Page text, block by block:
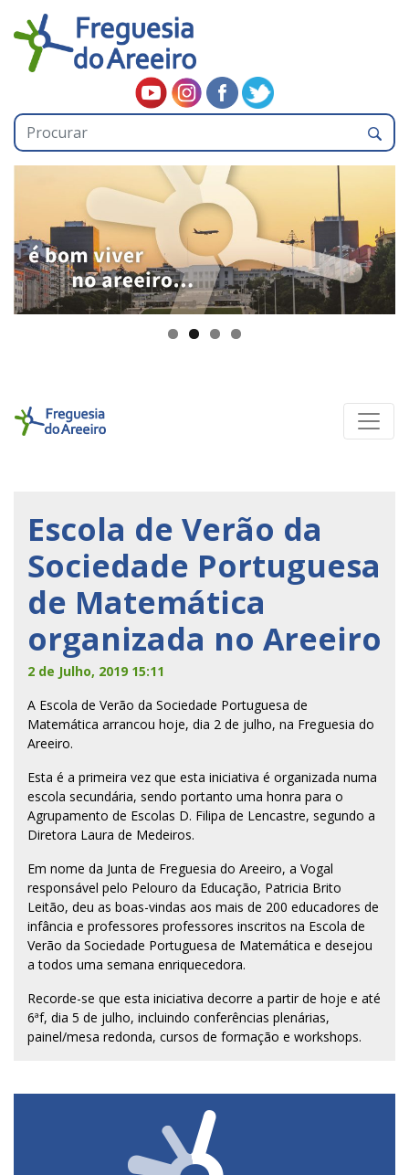
Escola de Verão da
Sociedade Portuguesa
de Matemática
organizada no Areeiro
2 de Julho, 2019 15:11
A Escola de Verão da Sociedade Portuguesa de
Matemática arrancou hoje, dia 2 de julho, na Freguesia do
Areeiro.
Esta é a primeira vez que esta iniciativa é organizada numa
escola secundária, sendo portanto uma honra para o
Agrupamento de Escolas D. Filipa de Lencastre, segundo a
Diretora Laura de Medeiros.
Em nome da Junta de Freguesia do Areeiro, a Vogal
responsável pelo Pelouro da Educação, Patricia Brito
Leitão, deu as boas-vindas aos mais de 200 educadores de
infância e professores professores inscritos na Escola de
Verão da Sociedade Portuguesa de Matemática e desejou
a todos uma semana enriquecedora.
Recorde-se que esta iniciativa decorre a partir de hoje e até
6ªf, dia 5 de julho, incluindo conferências plenárias,
painel/mesa redonda, cursos de formação e workshops.